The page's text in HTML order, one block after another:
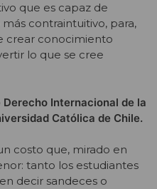
que es capaz de
contraintuitivo, para,
crear conocimiento
lo que se cree
Internacional de la
Católica de Chile.
costo que, mirado en
tanto los estudiantes
decir sandeces o